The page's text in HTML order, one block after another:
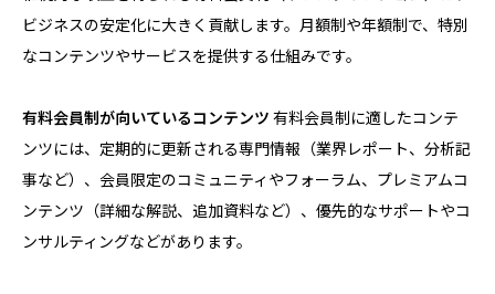
ビジネスの安定化に大きく貢献します。月額制や年額制で、特別
なコンテンツやサービスを提供する仕組みです。
有料会員制が向いているコンテンツ 有料会員制に適したコンテ
ンツには、定期的に更新される専門情報（業界レポート、分析記
事など）、会員限定のコミュニティやフォーラム、プレミアムコ
ンテンツ（詳細な解説、追加資料など）、優先的なサポートやコ
ンサルティングなどがあります。